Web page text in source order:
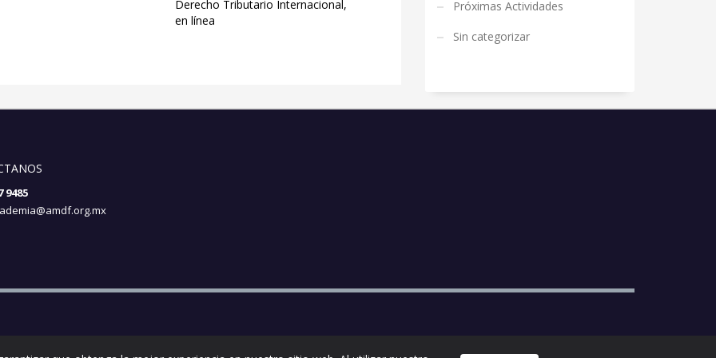
Derecho Tributario Internacional,
en línea
Próximas Actividades
Sin categorizar
9485